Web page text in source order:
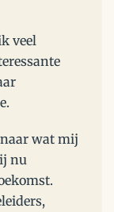
veel
naar wat mij
nu